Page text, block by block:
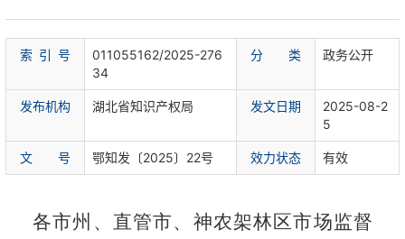
索 引 号
011055162/2025-276
34
分 类 政务公开
发布机构 湖北省知识产权局 发文日期
2025-08-2
5
文 号 鄂知发〔2025〕22号 效力状态 有效
各市州、直管市、神农架林区市场监督